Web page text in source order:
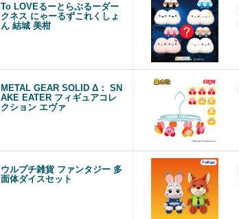
To LOVEるーとらぶるーダー
クネス にゃーるずこれくしょ
ん 結城 美柑
METAL GEAR SOLID Δ： SN
AKE EATER フィギュアコレ
クション エヴァ
ウルプチ雑貨 ファンタジー 多
面体ダイスセット